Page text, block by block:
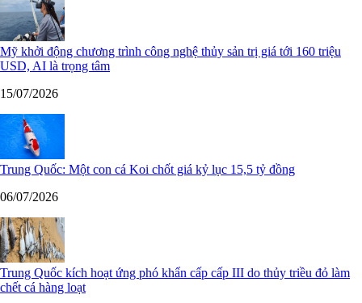
Mỹ khởi động chương trình công nghệ thủy sản trị giá tới 160 triệu
USD, AI là trọng tâm
15/07/2026
Trung Quốc: Một con cá Koi chốt giá kỷ lục 15,5 tỷ đồng
06/07/2026
Trung Quốc kích hoạt ứng phó khẩn cấp cấp III do thủy triều đỏ làm
chết cá hàng loạt